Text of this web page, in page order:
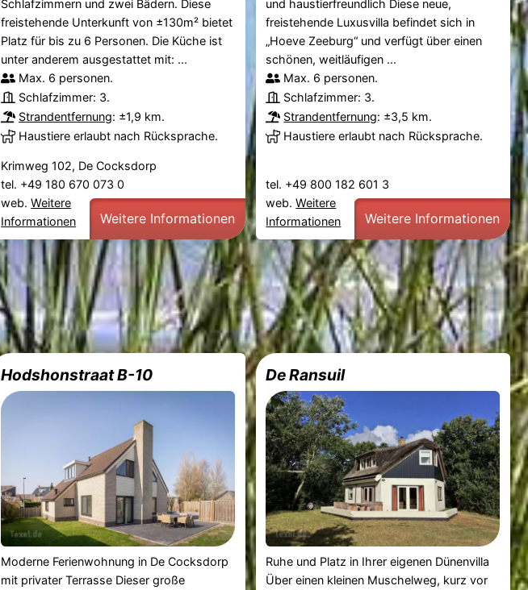
Schlafzimmern und zwei Bädern. Diese
freistehende Unterkunft von ±130m² bietet
Platz für bis zu 6 Personen. Die Küche ist
unter anderem ausgestattet mit: ...
Max. 6 personen.
Schlafzimmer: 3.
Strandentfernung: ±1,9 km.
Haustiere erlaubt nach Rücksprache.
Krimweg 102, De Cocksdorp
tel. +49 180 670 073 0
web.Weitere
Informationen
Weitere Informationen
und haustierfreundlich Diese neue,
freistehende Luxusvilla befindet sich in
„Hoeve Zeeburg“ und verfügt über einen
schönen, weitläufigen ...
Max. 6 personen.
Schlafzimmer: 3.
Strandentfernung: ±3,5 km.
Haustiere erlaubt nach Rücksprache.
tel. +49 800 182 601 3
web.Weitere
Informationen
Weitere Informationen
Hodshonstraat B-10
Moderne Ferienwohnung in De Cocksdorp
mit privater Terrasse Dieser große
De Ransuil
Ruhe und Platz in Ihrer eigenen Dünenvilla
Über einen kleinen Muschelweg, kurz vor